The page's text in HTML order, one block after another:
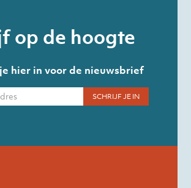
op de hoogte
hier in voor de nieuwsbrief